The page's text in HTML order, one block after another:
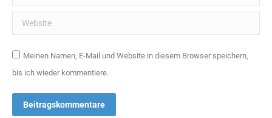
Website
Meinen Namen, E-Mail und Website in diesem Browser speichern,
bis ich wieder kommentiere.
Beitragskommentare